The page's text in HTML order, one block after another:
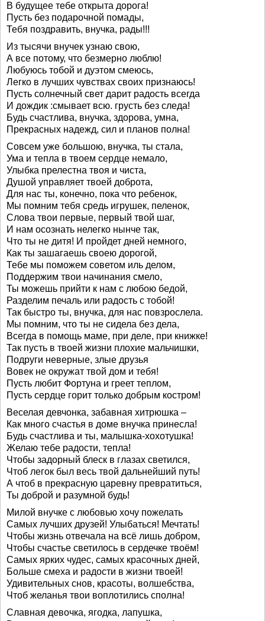
В будущее тебе открыта дорога!
Пусть без подарочной помады,
Тебя поздравить, внучка, рады!!!
Из тысячи внучек узнаю свою,
А все потому, что безмерно люблю!
Любуюсь тобой и дуэтом смеюсь,
Легко в лучших чувствах своих признаюсь!
Пусть солнечный свет дарит радость всегда
И дождик :смывает всю. грусть без следа!
Будь счастлива, внучка, здорова, умна,
Прекрасных надежд, сил и планов полна!
Совсем уже большою, внучка, ты стала,
Ума и тепла в твоем сердце немало,
Улыбка прелестна твоя и чиста,
Душой управляет твоей доброта,
Для нас ты, конечно, пока что ребенок,
Мы помним тебя средь игрушек, пеленок,
Слова твои первые, первый твой шаг,
И нам осознать нелегко нынче так,
Что ты не дитя! И пройдет дней немного,
Как ты зашагаешь своею дорогой,
Тебе мы поможем советом иль делом,
Поддержим твои начинания смело,
Ты можешь прийти к нам с любою бедой,
Разделим печаль или радость с тобой!
Так быстро ты, внучка, для нас повзрослела.
Мы помним, что ты не сидела без дела,
Всегда в помощь маме, при деле, при книжке!
Так пусть в твоей жизни плохие мальчишки,
Подруги неверные, злые друзья
Вовек не окружат твой дом и тебя!
Пусть любит Фортуна и греет теплом,
Пусть сердце горит только добрым костром!
Веселая девчонка, забавная хитрюшка –
Как много счастья в доме внучка принесла!
Будь счастлива и ты, малышка-хохотушка!
Желаю тебе радости, тепла!
Чтобы задорный блеск в глазах светился,
Чтоб легок был весь твой дальнейший путь!
А чтоб в прекрасную царевну превратиться,
Ты доброй и разумной будь!
Милой внучке с любовью хочу пожелать
Самых лучших друзей! Улыбаться! Мечтать!
Чтобы жизнь отвечала на всё лишь добром,
Чтобы счастье светилось в сердечке твоём!
Самых ярких чудес, самых красочных дней,
Больше смеха и радости в жизни твоей!
Удивительных снов, красоты, волшебства,
Чтоб желанья твои воплотились сполна!
Славная девочка, ягодка, лапушка,